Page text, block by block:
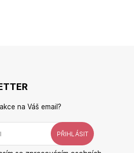
na Váš email?